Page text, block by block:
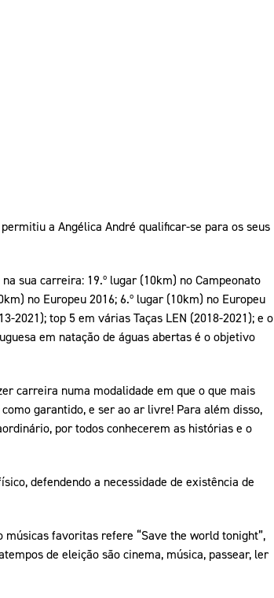
a Angélica André qualificar-se para os seus
sua carreira: 19.º lugar (10km) no Campeonato
no Europeu 2016; 6.º lugar (10km) no Europeu
2021); top 5 em várias Taças LEN (2018-2021); e o
em natação de águas abertas é o objetivo
carreira numa modalidade em que o que mais
garantido, e ser ao ar livre! Para além disso,
por todos conhecerem as histórias e o
defendendo a necessidade de existência de
favoritas refere “Save the world tonight”,
de eleição são cinema, música, passear, ler